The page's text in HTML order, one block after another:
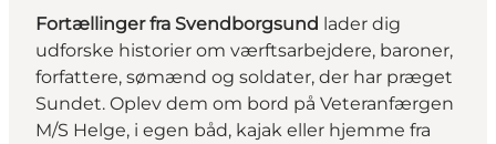
Fortællinger fra Svendborgsund lader dig
udforske historier om værftsarbejdere, baroner,
forfattere, sømænd og soldater, der har præget
Sundet. Oplev dem om bord på Veteranfærgen
M/S Helge, i egen båd, kajak eller hjemme fra